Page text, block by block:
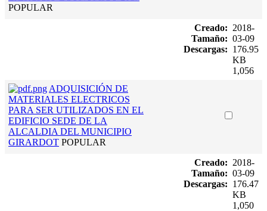
POPULAR
Creado:
Tamaño:
Descargas:
2018-
03-09
176.95
KB
1,056
ADQUISICIÓN DE
MATERIALES ELECTRICOS
PARA SER UTILIZADOS EN EL
EDIFICIO SEDE DE LA
ALCALDIA DEL MUNICIPIO
GIRARDOT POPULAR
Creado:
Tamaño:
Descargas:
2018-
03-09
176.47
KB
1,050